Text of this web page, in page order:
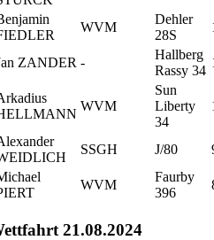
WVM
Dehler
28S
ZANDER -
Hallberg
Rassy 34
WVM
Sun
Liberty
34
SSGH J/80
WVM
Faurby
396
21.08.2024